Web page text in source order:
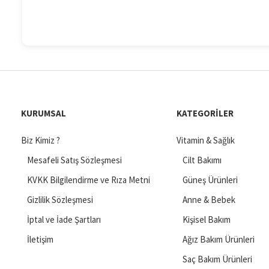
KURUMSAL
Biz Kimiz ?
Mesafeli Satış Sözleşmesi
KVKK Bilgilendirme ve Rıza Metni
Gizlilik Sözleşmesi
İptal ve İade Şartları
İletişim
KATEGORILER
Vitamin & Sağlık
Cilt Bakımı
Güneş Ürünleri
Anne & Bebek
Kişisel Bakım
Ağız Bakım Ürünleri
Saç Bakım Ürünleri